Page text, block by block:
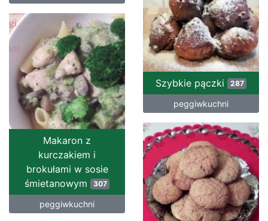
Szybkie pączki 287
peggiwkuchni
Makaron z
kurczakiem i
brokułami w sosie
śmietanowym
307
peggiwkuchni